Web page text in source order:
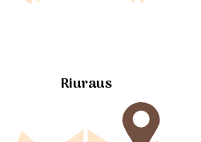
Riuraus